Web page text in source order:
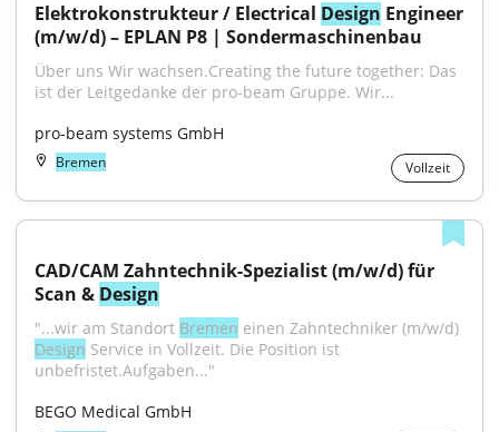
Elektrokonstrukteur / Electrical Design Engineer
(m/w/d) – EPLAN P8 | Sondermaschinenbau
Über uns Wir wachsen.Creating the future together: Das
ist der Leitgedanke der pro-beam Gruppe. Wir...
pro-beam systems GmbH
Bremen Vollzeit
CAD/CAM Zahntechnik-Spezialist (m/w/d) für
Scan & Design
"...wir am Standort Bremen
Design Service in Vollzeit. Die Position ist
unbefristet.Aufgaben..."
BEGO Medical GmbH